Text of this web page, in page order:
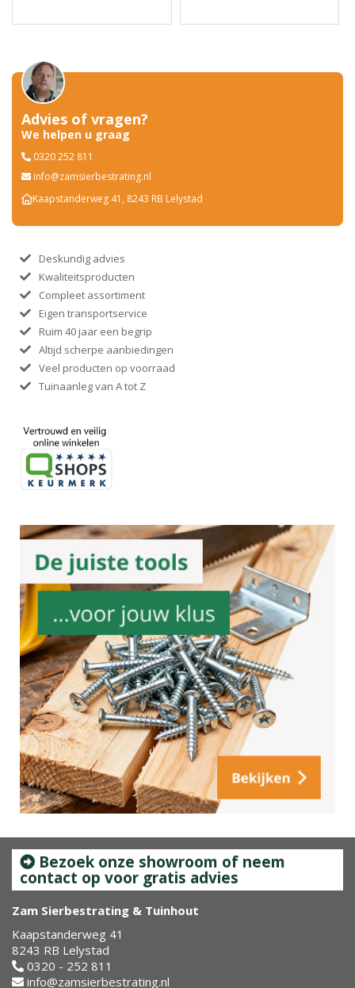
Advies of vragen?
We helpen u graag
0320 252 811
info@zamsierbestrating.nl
Kaapstanderweg 41, 8243 RB Lelystad
Deskundig advies
Kwaliteitsproducten
Compleet assortiment
Eigen transportservice
Ruim 40 jaar een begrip
Altijd scherpe aanbiedingen
Veel producten op voorraad
Tuinaanleg van A tot Z
Bezoek onze showroom of neem
contact op voor gratis advies
Zam Sierbestrating & Tuinhout
Kaapstanderweg 41
8243 RB Lelystad
0320 - 252 811
info@zamsierbestrating.nl